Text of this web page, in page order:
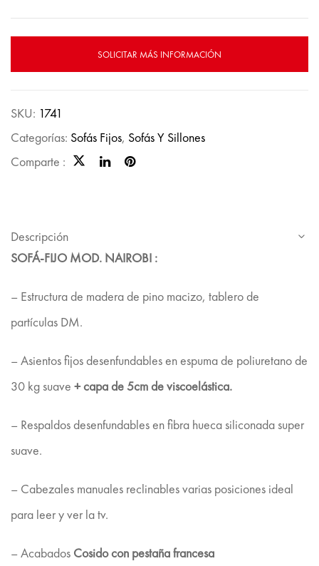
SOLICITAR MÁS INFORMACIÓN
SKU: 1741
Categorías: Sofás Fijos, Sofás Y Sillones
Comparte :
Descripción
SOFÁ-FIJO MOD. NAIROBI :
– Estructura de madera de pino macizo, tablero de
partículas DM.
– Asientos fijos desenfundables en espuma de poliuretano de
30 kg suave + capa de 5cm de viscoelástica.
– Respaldos desenfundables en fibra hueca siliconada super
suave.
– Cabezales manuales reclinables varias posiciones ideal
para leer y ver la tv.
– Acabados Cosido con pestaña francesa